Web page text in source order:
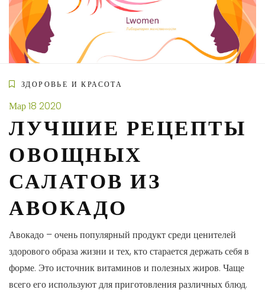
Skip
content
ЗДОРОВЬЕ И КРАСОТА
Мар18 2020
ЛУЧШИЕ РЕЦЕПТЫ
ОВОЩНЫХ
САЛАТОВ ИЗ
АВОКАДО
Авокадо – очень популярный продукт среди ценителей
здорового образа жизни и тех, кто старается держать себя в
форме. Это источник витаминов и полезных жиров. Чаще
всего его используют для приготовления различных блюд.